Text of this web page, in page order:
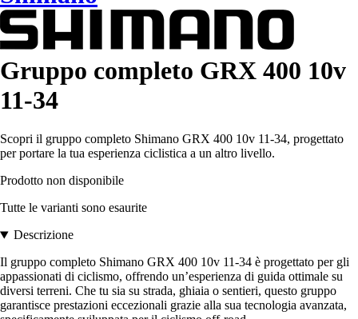
Gruppo completo GRX 400 10v
11-34
Scopri il gruppo completo Shimano GRX 400 10v 11-34, progettato
per portare la tua esperienza ciclistica a un altro livello.
Prodotto non disponibile
Tutte le varianti sono esaurite
Descrizione
Il gruppo completo Shimano GRX 400 10v 11-34 è progettato per gli
appassionati di ciclismo, offrendo un’esperienza di guida ottimale su
diversi terreni. Che tu sia su strada, ghiaia o sentieri, questo gruppo
garantisce prestazioni eccezionali grazie alla sua tecnologia avanzata,